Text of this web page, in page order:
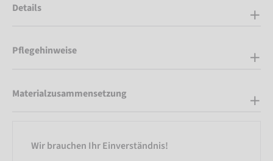
Details
Pflegehinweise
Materialzusammensetzung
Wir brauchen Ihr Einverständnis!